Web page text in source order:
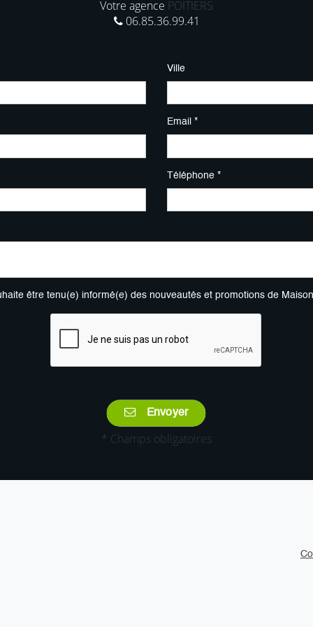
Votre agence POITIERS
06.85.36.99.41
Ville
Email *
Téléphone *
être tenu(e) informé(e) des nouveautés et promotions de
Envoyer
* Champs obligatoires